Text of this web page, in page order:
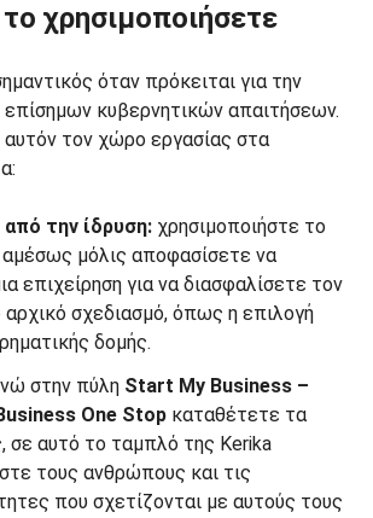
χρησιμοποιήσετε
όταν πρόκειται για την
κυβερνητικών απαιτήσεων.
αυτόν τον χώρο εργασίας στα
την ίδρυση: χρησιμοποιήστε το
μόλις αποφασίσετε να
επιχείρηση για να διασφαλίσετε τον
σχεδιασμό, όπως η επιλογή
δομής.
στην πύλη Start My Business –
One Stop καταθέτετε τα
σε αυτό το ταμπλό της Kerika
τους ανθρώπους και τις
που σχετίζονται με αυτούς τους